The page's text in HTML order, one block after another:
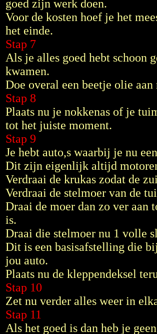
goed zijn werk doen.
Voor de kosten hoef je het
het einde.
Stap 7
Als je alles goed hebt schoon
kwamen.
Doe overal een beetje olie
Stap 8
Plaats nu je nokkenas of je
tot het juiste moment.
Stap 9
Je hebt auto,s waarbij je nu
Dit zijn eigenlijk altijd
Verdraai de krukas zodat de
Verdraai de stelmoer van de
Draai de moer dan zo ver aan
is.
Draai die stelmoer nu 1 volle
Dit is een basisafstelling die
jou auto.
Plaats nu de kleppendeksel
Stap 10
Zet nu verder alles weer in
Stap 11
Als het goed is dan heb je